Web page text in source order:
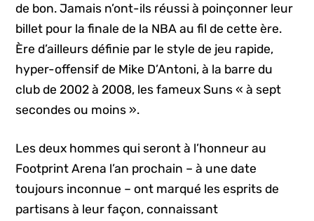
de bon. Jamais n’ont-ils réussi à poinçonner leur
billet pour la finale de la NBA au fil de cette ère.
Ère d’ailleurs définie par le style de jeu rapide,
hyper-offensif de Mike D’Antoni, à la barre du
club de 2002 à 2008, les fameux Suns « à sept
secondes ou moins ».
Les deux hommes qui seront à l’honneur au
Footprint Arena l’an prochain – à une date
toujours inconnue – ont marqué les esprits de
partisans à leur façon, connaissant